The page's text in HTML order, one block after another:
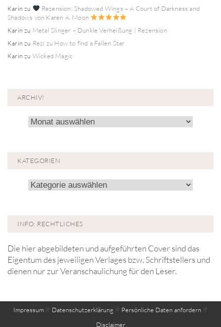
Karinzu
Rezension: Shadowed Wings – A Court of Darkness and
Shadows von Karen A. Moon
Karinzu Metal Slinger – Dunkle Verheißung | Rezension
Karinzu Rezi zu How to find a Fallen Star
Karinzu Wicked Magic
ARCHIV!
Archiv!
KATEGORIEN
Kategorien
INFO: RECHTLICHES
Die hier abgebildeten und aufgeführten Cover sind das
Eigentum des jeweiligen Verlages bzw. Schriftstellers und
dienen nur zur Veranschaulichung für den Leser.
Impressum # Datenschutzerklärung # Persönliche Daten anfordern #
Disclaimer